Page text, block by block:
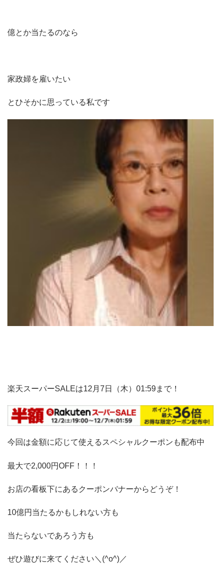
億とか当たるのなら
家政婦を雇いたい
とひそかに思っている私です
楽天スーパーSALEは12月7日（木）01:59まで！
今回は金額に応じて使えるスペシャルクーポンも配布中
最大で2,000円OFF！！！
お店の看板下にあるクーポンバナーからどうぞ！
10億円当たるかもしれない方も
当たらないであろう方も
ぜひ遊びに来てください＼(^o^)／